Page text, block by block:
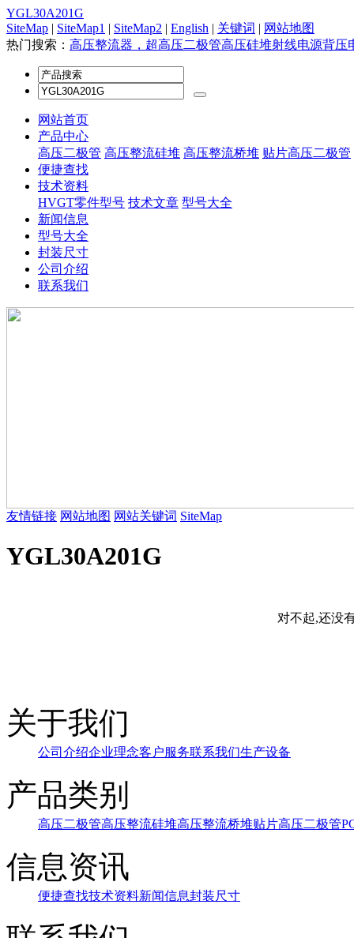
YGL30A201G
SiteMap | SiteMap1 | SiteMap2 | English | 关键词 | 网站地图
热门搜索： 高压整流器，超高压二极管高压硅堆射线电源背压
网站首页
产品中心
高压二极管 高压整流硅堆 高压整流桥堆 贴片高压二极管
便捷查找
技术资料
HVGT零件型号 技术文章 型号大全
新闻信息
型号大全
封装尺寸
公司介绍
联系我们
友情链接 网站地图 网站关键词 SiteMap
YGL30A201G
对不起,还没
关于我们
公司介绍企业理念客户服务联系我们生产设备
产品类别
高压二极管高压整流硅堆高压整流桥堆贴片高压二极管
信息资讯
便捷查找技术资料新闻信息封装尺寸